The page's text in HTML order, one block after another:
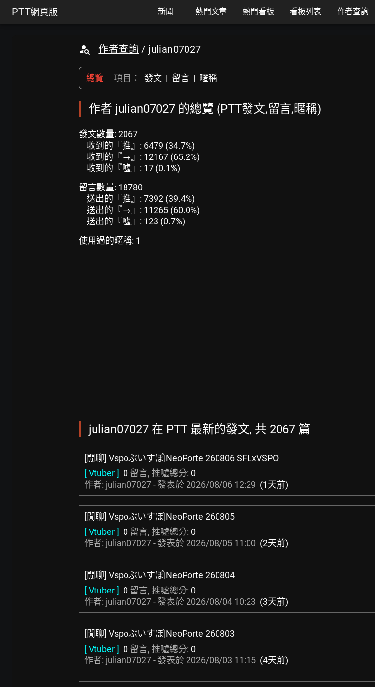
PTT網頁版 新聞 熱門文章 熱門看板 看板列表 作者查詢
作者查詢 / julian07027
總覽 項目： 發文 | 留言 | 暱稱
作者 julian07027 的總覽 (PTT發文,留言,暱稱)
發文數量: 2067
收到的『推』: 6479 (34.7%)
收到的『→』: 12167 (65.2%)
收到的『噓』: 17 (0.1%)
留言數量: 18780
送出的『推』: 7392 (39.4%)
送出的『→』: 11265 (60.0%)
送出的『噓』: 123 (0.7%)
使用過的暱稱: 1
julian07027 在 PTT 最新的發文, 共 2067 篇
[閒聊] Vspoぶいすぽ|NeoPorte 260806 SFLxVSPO
[ Vtuber ] 0 留言, 推噓總分: 0
作者: julian07027 - 發表於 2026/08/06 12:29 (1天前)
[閒聊] Vspoぶいすぽ|NeoPorte 260805
[ Vtuber ] 0 留言, 推噓總分: 0
作者: julian07027 - 發表於 2026/08/05 11:00 (2天前)
[閒聊] Vspoぶいすぽ|NeoPorte 260804
[ Vtuber ] 0 留言, 推噓總分: 0
作者: julian07027 - 發表於 2026/08/04 10:23 (3天前)
[閒聊] Vspoぶいすぽ|NeoPorte 260803
[ Vtuber ] 0 留言, 推噓總分: 0
作者: julian07027 - 發表於 2026/08/03 11:15 (4天前)